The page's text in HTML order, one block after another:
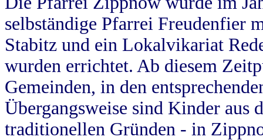
selbständige Pfarrei Freudenfier
Stabitz und ein Lokalvikariat
wurden errichtet. Ab diesem
Gemeinden, in den
Übergangsweise sind Kinder aus
traditionellen Gründen - in